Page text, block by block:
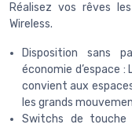
Réalisez vos rêves
Wireless.
Disposition sans
économie d’espace
convient aux
les grands
Switchs de touche